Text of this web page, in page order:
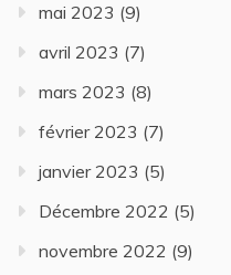
mai 2023 (9)
avril 2023 (7)
mars 2023 (8)
février 2023 (7)
janvier 2023 (5)
Décembre 2022 (5)
novembre 2022 (9)